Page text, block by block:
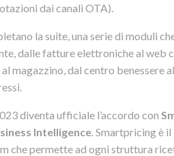
dai canali OTA).
la suite, una serie di moduli
dalle fatture elettroniche al web
magazzino, dal centro benessere
diventa ufficiale l’accordo con
Intelligence . Smartpricing è
che permette ad ogni struttura